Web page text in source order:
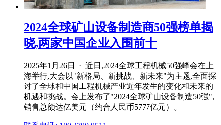
2024全球矿山设备制造商50强榜单揭
晓,两家中国企业入围前十
2025年1月26日 · 近日,2024全球工程机械50强峰会在上
海举行,大会以"新格局、新挑战、新未来"为主题,全面探
讨了全球和中国工程机械产业近年发生的变化和未来的
机遇和挑战。会上发布了"2024全球矿山设备制造50强",
销售总额达亿美元（约合人民币5777亿元）。